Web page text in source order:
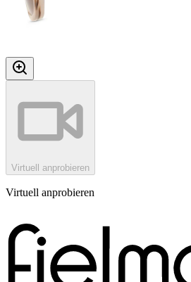
Virtuell anprobieren
Virtuell anprobieren